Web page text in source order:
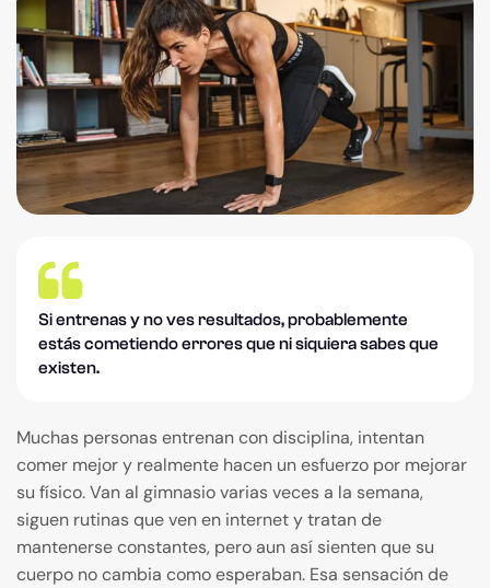
Si entrenas y no ves resultados, probablemente
estás cometiendo errores que ni siquiera sabes que
existen.
Muchas personas entrenan con disciplina, intentan
comer mejor y realmente hacen un esfuerzo por mejorar
su físico. Van al gimnasio varias veces a la semana,
siguen rutinas que ven en internet y tratan de
mantenerse constantes, pero aun así sienten que su
cuerpo no cambia como esperaban. Esa sensación de